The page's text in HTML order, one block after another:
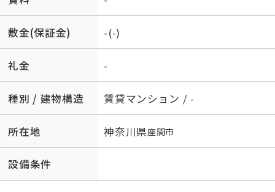
敷金(保証金) -(-)
礼金 -
種別 / 建物構造 賃貸マンション / -
所在地 神奈川県座間市
設備条件